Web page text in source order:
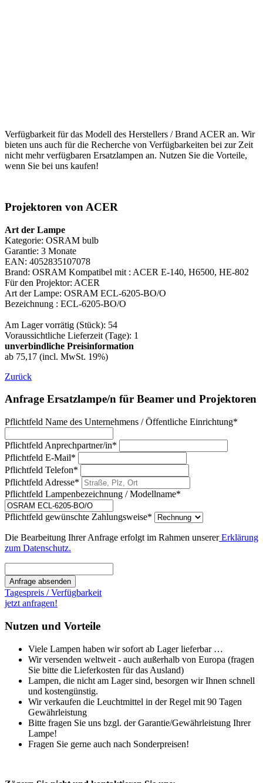
Verfügbarkeit für das Modell des Herstellers / Brand ACER an. Wir
bieten uns auch für die Recherche von Verfügbarkeiten bei zur Zeit
nicht mehr verfügbaren Ersatzlampen an. Nutzen Sie die Vorteile,
wenn Sie bei uns kaufen!
Projektoren von ACER
Art der Lampe
Kategorie: OSRAM bulb
Garantie: 3 Monate
EAN: 4052835107078
Brand: OSRAM Kompatibel mit : ACER E-140, H6500, HE-802
Für den Projektor: ACER
Art der Lampe: OSRAM ECL-6205-BO/O
Bezeichnung : ECL-6205-BO/O
Am Lager vorrätig (Stück): 54
Voraussichtliche Lieferzeit (Tage): 1
unverbindliche Preisinformation
ab 75,17 (incl. MwSt. 19%)
Zurück
Anfrage Ersatzlampe/n für Beamer und Projektoren
Pflichtfeld Name des Unternehmens / Öffentliche Einrichtung*
Pflichtfeld Anprechpartner/in*
Pflichtfeld E-Mail*
Pflichtfeld Telefon*
Pflichtfeld Adresse*
Pflichtfeld Lampenbezeichnung / Modellname*
Pflichtfeld gewünschte Zahlungsweise*
Die Bearbeitung Ihrer Anfrage erfolgt im Rahmen unsererErklärung
zum Datenschutz.
Anfrage absenden
Tagespreis / Verfügbarkeit
jetzt anfragen!
Nutzen und Vorteile
Viele Lampen haben wir sofort ab Lager lieferbar …
Wir versenden weltweit - auch außerhalb von Europa (fragen
Sie bitte die Lieferkosten für das Ausland)
Lampen, die nicht am Lager sind, besorgen wir Ihnen schnell
und kostengünstig.
Wir verkaufen die Leuchtmittel in der Regel mit 90 Tagen
Gewährleistung
Bitte fragen Sie uns bzgl. der Garantie/Gewährleistung Ihrer
Lampe!
Fragen Sie gerne auch nach Sonderpreisen!